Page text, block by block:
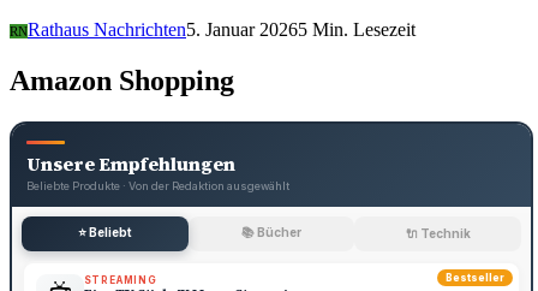
RNRathaus Nachrichten5. Januar 20265 Min. Lesezeit
Amazon Shopping
Unsere Empfehlungen
Beliebte Produkte · Von der Redaktion ausgewählt
⭐ Beliebt 📚 Bücher 🔌 Technik
Bestseller
STREAMING